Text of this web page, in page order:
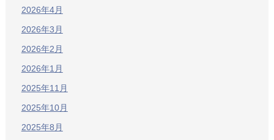
2026年4月
2026年3月
2026年2月
2026年1月
2025年11月
2025年10月
2025年8月